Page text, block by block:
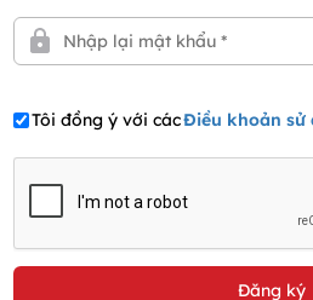
Tôi đồng ý với cácĐiều khoản sử